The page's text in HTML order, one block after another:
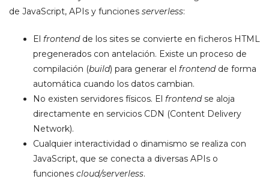
de JavaScript, APIs y funciones serverless:
El frontend de los sites se convierte en ficheros HTML
pregenerados con antelación. Existe un proceso de
compilación (build) para generar el frontend de forma
automática cuando los datos cambian.
No existen servidores físicos. El frontendse aloja
directamente en servicios CDN (Content Delivery
Network).
Cualquier interactividad o dinamismo se realiza con
JavaScript, que se conecta a diversas APIs o
funciones cloud/serverless.